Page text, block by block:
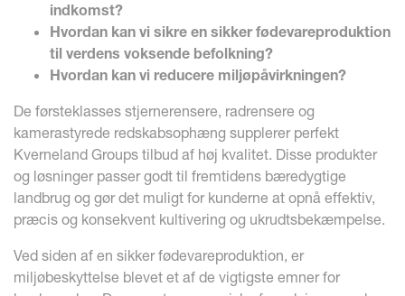
indkomst?
Hvordan kan vi sikre en sikker fødevareproduktion
til verdens voksende befolkning?
Hvordan kan vi reducere miljøpåvirkningen?
De førsteklasses stjernerensere, radrensere og
kamerastyrede redskabsophæng supplerer perfekt
Kverneland Groups tilbud af høj kvalitet. Disse produkter
og løsninger passer godt til fremtidens bæredygtige
landbrug og gør det muligt for kunderne at opnå effektiv,
præcis og konsekvent kultivering og ukrudtsbekæmpelse.
Ved siden af en sikker fødevareproduktion, er
miljøbeskyttelse blevet et af de vigtigste emner for